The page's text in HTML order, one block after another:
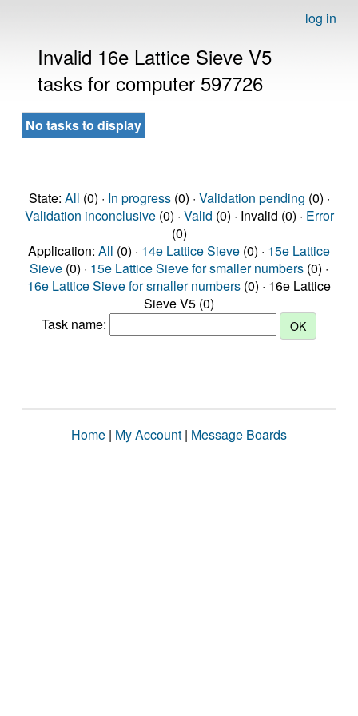
log in
Invalid 16e Lattice Sieve V5
tasks for computer 597726
No tasks to display
State: All (0) · In progress(0) · Validation pending (0) ·
Validation inconclusive(0) · Valid (0) · Invalid (0) · Error
(0)
Application: All (0) · 14e Lattice Sieve (0) · 15e Lattice
Sieve (0) · 15e Lattice Sieve for smaller numbers (0) ·
16e Lattice Sieve for smaller numbers (0) · 16e Lattice
Sieve V5 (0)
Task name:
Home | My Account | Message Boards